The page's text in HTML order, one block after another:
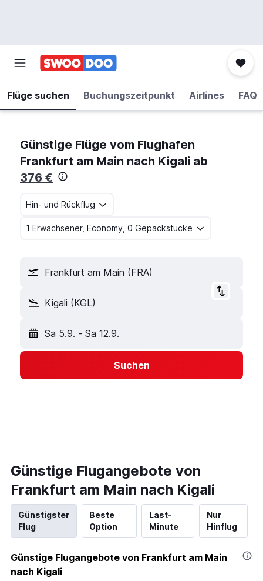
Flüge suchen Buchungszeitpunkt Airlines FAQ
Günstige Flüge vom Flughafen
Frankfurt am Main nach Kigali ab
376 €
Hin- und Rückflug
1 Erwachsener, Economy, 0 Gepäckstücke
Frankfurt am Main (FRA)
Kigali (KGL)
Sa 5.9. - Sa 12.9.
Suchen
Günstige Flugangebote von
Frankfurt am Main nach Kigali
Günstigster
Flug
Beste
Option
Last-
Minute
Nur
Hinflug
Günstige Flugangebote von Frankfurt am Main
nach Kigali